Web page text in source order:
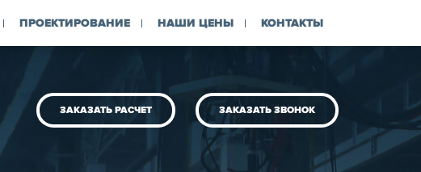
ПРОЕКТИРОВАНИЕ НАШИ ЦЕНЫ КОНТАКТЫ
ЗАКАЗАТЬ РАСЧЕТ ЗАКАЗАТЬ ЗВОНОК